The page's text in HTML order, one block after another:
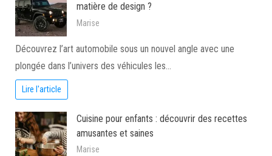
matière de design ?
Marise
Découvrez l’art automobile sous un nouvel angle avec une
plongée dans l’univers des véhicules les…
Lire l'article
Cuisine pour enfants : découvrir des recettes
amusantes et saines
Marise